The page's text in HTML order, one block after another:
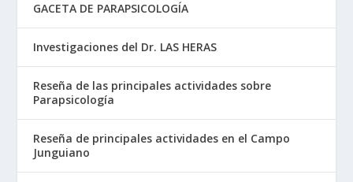
GACETA DE PARAPSICOLOGÍA
Investigaciones del Dr. LAS HERAS
Reseña de las principales actividades sobre
Parapsicología
Reseña de principales actividades en el Campo
Junguiano